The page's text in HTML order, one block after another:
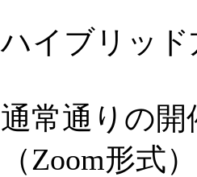
ハイブリッ
通常通りの
（Zoom形式